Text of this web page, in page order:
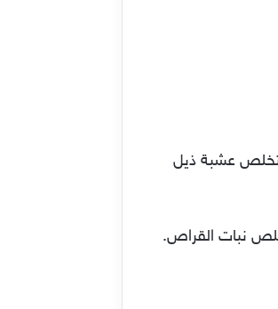
عشبة ذيل
نبات القراص.